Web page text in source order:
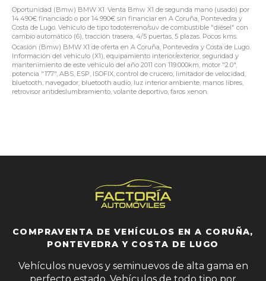
Oportunidad (Bmw) BMW X1. Venta Bmw X1 de segunda mano (usado) por
14.490€ financiado o por 14.990€ sin financiar en A Coruña, Pontevedra y
Costa de Lugo. Vehículo de tipo todoterreno/suv de combustible "diésel" con
cambio automático (6), tracción trasera, 4/5 puertas, 5 plazas. Pocos kms.
Ocasión (Bmw) BMW X1 de oferta en A Coruña, Pontevedra y Costa de Lugo.
Información del vehículo (X1), equipamiento interior/exterior, seguridad y
mantenimiento de este vehículo del año 2011 con 119.000km, motor "2.0",
potencia "177", ABS, ESP, ISOFIX, control de crucero, limitador de velocidad,
bluetooth, navegador, bluetooth audio, luz interior ambiente, manos libres,
retrovisor antideslumbramiento, volante deportivo, faros xenon.
COMPRAVENTA DE VEHÍCULOS EN A CORUÑA,
PONTEVEDRA Y COSTA DE LUGO
Vehículos nuevos y seminuevos de alta gama en